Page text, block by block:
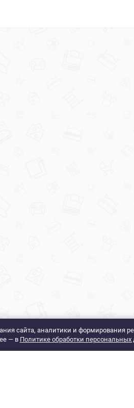
сайта, аналитики и формирования
— в Политике обработки